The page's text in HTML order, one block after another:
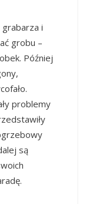
grabarza i
grobu –
Później
problemy
są